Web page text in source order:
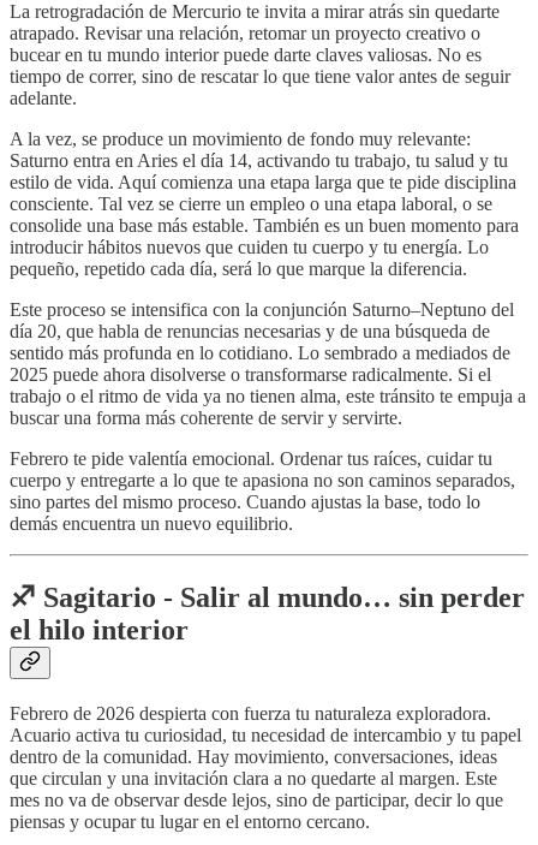
La retrogradación de Mercurio te invita a mirar atrás sin quedarte
atrapado. Revisar una relación, retomar un proyecto creativo o
bucear en tu mundo interior puede darte claves valiosas. No es
tiempo de correr, sino de rescatar lo que tiene valor antes de seguir
adelante.
A la vez, se produce un movimiento de fondo muy relevante:
Saturno entra en Aries el día 14, activando tu trabajo, tu salud y tu
estilo de vida. Aquí comienza una etapa larga que te pide disciplina
consciente. Tal vez se cierre un empleo o una etapa laboral, o se
consolide una base más estable. También es un buen momento para
introducir hábitos nuevos que cuiden tu cuerpo y tu energía. Lo
pequeño, repetido cada día, será lo que marque la diferencia.
Este proceso se intensifica con la conjunción Saturno–Neptuno del
día 20, que habla de renuncias necesarias y de una búsqueda de
sentido más profunda en lo cotidiano. Lo sembrado a mediados de
2025 puede ahora disolverse o transformarse radicalmente. Si el
trabajo o el ritmo de vida ya no tienen alma, este tránsito te empuja a
buscar una forma más coherente de servir y servirte.
Febrero te pide valentía emocional. Ordenar tus raíces, cuidar tu
cuerpo y entregarte a lo que te apasiona no son caminos separados,
sino partes del mismo proceso. Cuando ajustas la base, todo lo
demás encuentra un nuevo equilibrio.
♐️ Sagitario - Salir al mundo… sin perder
el hilo interior
Febrero de 2026 despierta con fuerza tu naturaleza exploradora.
Acuario activa tu curiosidad, tu necesidad de intercambio y tu papel
dentro de la comunidad. Hay movimiento, conversaciones, ideas
que circulan y una invitación clara a no quedarte al margen. Este
mes no va de observar desde lejos, sino de participar, decir lo que
piensas y ocupar tu lugar en el entorno cercano.